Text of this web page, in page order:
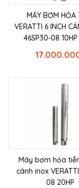
MÁY BƠM HỎA
VERATTI 6 INCH
46SP30-08
Máy bơm hỏa
cánh inox
08 20HP